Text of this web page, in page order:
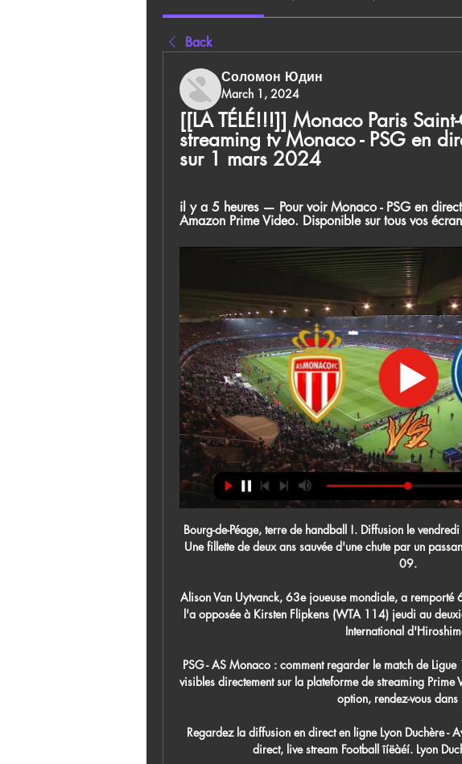
Back
Соломон Юдин
March 1, 2024
[[LA TÉLÉ!!!]] Monaco Paris
streaming tv Monaco - PSG en
sur 1 mars 2024
il y a 5 heures — Pour voir Monaco - PSG en
Amazon Prime Video. Disponible sur tous vos
Bourg-de-Péage, terre de handball !. Diffusion le vendredi 5 juillet 2019 de 12:10 à 12:25. Une fillette de deux ans sauvée d'une chute par un passant à Dijon . France Bleu Bourgogne; 09.

Alison Van Uytvanck, 63e joueuse mondiale, a remporté 6-2, 3-6, 6-3 le duel belgo-belge qui l'a opposée à Kirsten Flipkens (WTA 114) jeudi au deuxième tour du tournoi de tennis WTA International d'Hiroshima.

PSG - AS Monaco : comment regarder le match de Ligue 1 24 nov. 2023 — Les matchs sont visibles directement sur la plateforme de streaming Prime Video. Si vous souhaitez résilier cette option, rendez-vous dans l' ...

Regardez la diffusion en direct en ligne Lyon Duchère - Avranches (02.11.18). Diffusion en direct, live stream Football îíëàéí. Lyon Duchere - Avranches Live.

Achetez et réservez votre e-ticket pour le cinéma Les Tanneurs sur AlloCiné. Retrouvez toutes les séances et horaires disponibles pour les 6 salles du cinéma Les Tanneurs à Dole (39100)

Autres Compét. - Critérium Hivernal, Pétanque et Jeu Provençal, Comité Départemental de Pétanque de la Haute-Saône, ECHENOZ LA MELINE, 70000, modifié le : 11/10/2019

Live Monaco - PSG la 24e journée de Ligue 1 Uber Eats Suivez le match Monaco - PSG la 24e journée de Ligue 1 Uber Eats 2023/2024 01/03 en direct live ! Avant match, compositions, programme TV.

Scénario à suspense au stade de Balmont. Menés (2-0) à trois minute de la fin après un doublé de l'attaquant Avranchinais Christopher Mayulu (25e, 74e), les Lyonnais ont arraché le point du nul grâce à deux buts signés Hamadi Ayari (87e) et Farez Brahmia (90e).

Profil du joueur, statistiques des matchs, ainsi que les derniers matchs et les matchs les plus proches: Federico Campana - profil / statistiques

Avant le déplacement à Sochaux, le Red Star est dix-septième à égalité avec Monaco et compte quatre victoires, sept nuls et neuf défaites. Le journal L’Équipe organise à l’époque un concours de pronostics sur chaque journée de championnat en compagnie d'un joueur du championnat (le loto Foo.

Auxerre/ Ajaccio 2-1 Nice / Brest 1-0 Lyon / Montpellier 2-1 Lille / O Marseille 1-0 Arles-Avignon / Le Havre 1-0 Guingamp / Istres 2-0 Lens / Monaco 2-1. FORUM FOOT MEDITERRANEEN. GRILLE 3 la FETE DU CASSOULET VEN 26 SAM 27 DIM 28 AOUT 2011 //16 MATCHS. LA.

Notre gouvernement scolaire ! Nos sommes une équipe de jeunes élèves des Cours Sacré-Coeur qui nous sommes proposés à composer son gouvernement.

Distributeur ICOM en CÔTE D'IVOIRE . Basée dans capitale administrative du pays, l’agence partenaire Soicex en CÔTE D'IVOIRE est une des représentations historique de l’entreprise sur le continent africain.

Avant de partir en Islande, il faut bien se couvrir mais surtout préparer son voyage et l’itinéraire. Alors que je cherchais des conseils pour mon périple de 3 semaines, c’est au hasard des rencontres de mariage qu’un copain des mariés, Xavier, photographe (Écrins de …

Pordenone Giana Erminio résultats en direct (et la vidéo diffusion en direct streaming en ligne) commence le 28.4.2019. à 16:30 temps UTC àStadio Ottavio Bottecchia,Pordenone,Italy en Serie C, …

Le milieu de Manchester City Phil Foden a été appelé avec les U21 anglais. Le jeune Anglais est en forme cette saison. Il rejoindra les U21 d'Angleterre pour affronter la Pologne et l'Allemagne..

Vous consultez actuellement la page : Résultats Niger Tornadoes Calendrier football et scores en direct de Niger Tornadoes. Les résultats et les prochains matchs de Niger Tornadoes FC (Niger Tornadoes) sont disponibles en live. Si vous souhaitez parier sur Niger Tornadoes (Nigeria) il vous suffit de regarder les derniers résultats de cette.

C'est en particulier le cas d'Anglet, pour qui un éventuel quart de finale à domicile constituerait une vraie aubaine. L'Hormadi est en effet invaincu sur la petite glace de La Barre, où, hormis des Angevins techniquement doués mais encore trop inconstants, tout le monde a mordu la poussière, y compris le champion en titre Rouen qui y jouait pourtant sa saison. Les Basques ne sont plus.

Pour le 100ème match de son histoire au Phare et pour cette 9ème journée de championnat le CSH s'est incliné face à Tremblay. Une défaite difficile à …

The latest Tweets from Boxers Bdx Amateurs (@BoxersAmateurs). Twitter officiel des Boxers de Bordeaux Amateurs. Equipe de #hockeySurGlace amateurs. Patinoire Mériadeck

Résultats du match Municipal Grecia - Guadalupe FC sur footlive.fr. Municipal Grecia - Guadalupe FC aura lieu le 01-09-2019. Avec footlive.fr suivez vos équipes de football Municipal Grecia résultats et Guadalupe FC résultats. Tous les résultats, les buteurs, scores en 1ère mi-temps, mi-temps , …

AJ Auxerre AC Ajaccio résultats en direct (et la vidéo diffusion en direct streaming en ligne) commence le 30.8.2019. à 18:00 temps UTC àStade de l'Abbé-Deschamps,Auxerre,France en Ligue 2,France.

Brest a mis un tiers temps à se mettre en route. Après avoir subi l'ouverture du score, les Albatros ont inscrit trois buts en à peine trois minutes dès l'entame du deuxième tiers (3-1, 25"56). Les Corsaires vont réduire l'écart mais s'inclinent finalement au Rinkla Stadium (5-3). Cergy-Pontoise perd à Cholet. Les Jokers sont revenus.

Assurer une dynamique positive à Guy Piriou était le point référent de cette confrontation face aux promus du Puy. Vainqueur d'Avranches pour l'ouverture de championnat, défait à Bastia Borgo, l'US Concarneau a été emballante dans sa gestion de la fin de première période en …

Achetez vite vos billets pour Festival Les Plages Electroniques avec le site officiel Ticketmaster. Retrouvez toutes ces dates, les avis, sa biographie

Paris Saint-Germain (@PSG_inside) / X 🎙️ AS Monaco - Paris Saint-Germain : la conf de presse de Luis Enrique ⚽️ AS Monaco - Paris Saint-Germain : Les 15 minutes de l'entraînement en live ...

Quelle est la durée d'un trajet Lille — Montpellier en train ? La durée moyenne d'un train Lille — Montpellier est de 7 heures et 33 minutes. En moyenne, en semaine, il y a 23 trains Lille — Montpellier par jour. Le temps de trajet peut varier pendant les week-ends et les vacances.

L’un des matchs phare de la 4e journée des play-offs pour le